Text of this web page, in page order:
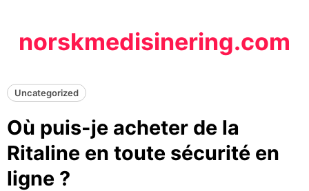
contentnorskmedisinering.com
Uncategorized
Où puis-je acheter de la
Ritaline en toute sécurité en
ligne ?